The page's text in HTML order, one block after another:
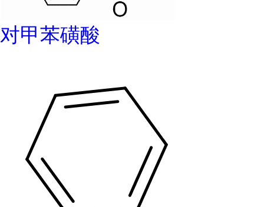
对甲苯磺酸